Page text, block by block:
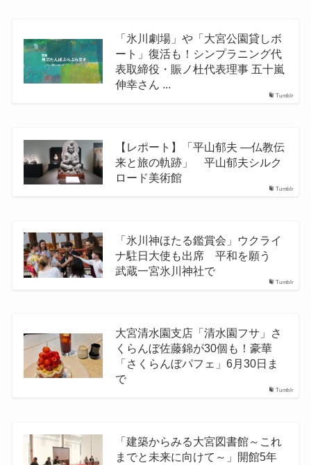
Tumblr
「氷川劇場」や「大宮公園貸しボ
ート」復活も！シンプラニング代
表取締役・賑ノ杜代表理事 五十嵐
伸幸さん ...
Tumblr
【レポート】「平山郁夫 ―仏教伝
来と旅の軌跡」 平山郁夫シルク
ロード美術館
Tumblr
「氷川神ほたる鑑賞会」ウクライ
ナ駐日大使も出席 平和を願う
武蔵一宮氷川神社で
Tumblr
大宮清水園支店「清水園フサ」さ
くらんぼ佐藤錦が30個も！豪華
「さくらんぼパフェ」6月30日ま
で
「建築からみる大宮図書館～これ
までと未来に向けて～」開館5年